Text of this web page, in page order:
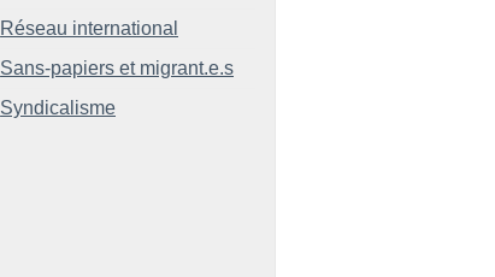
Réseau international
Sans-papiers et migrant.e.s
Syndicalisme